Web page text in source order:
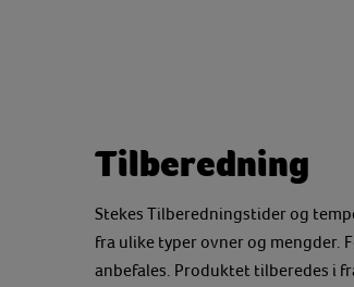
Tilberedning
Stekes Tilberedningstider og
fra ulike typer ovner og mengder.
anbefales. Produktet tilberedes i